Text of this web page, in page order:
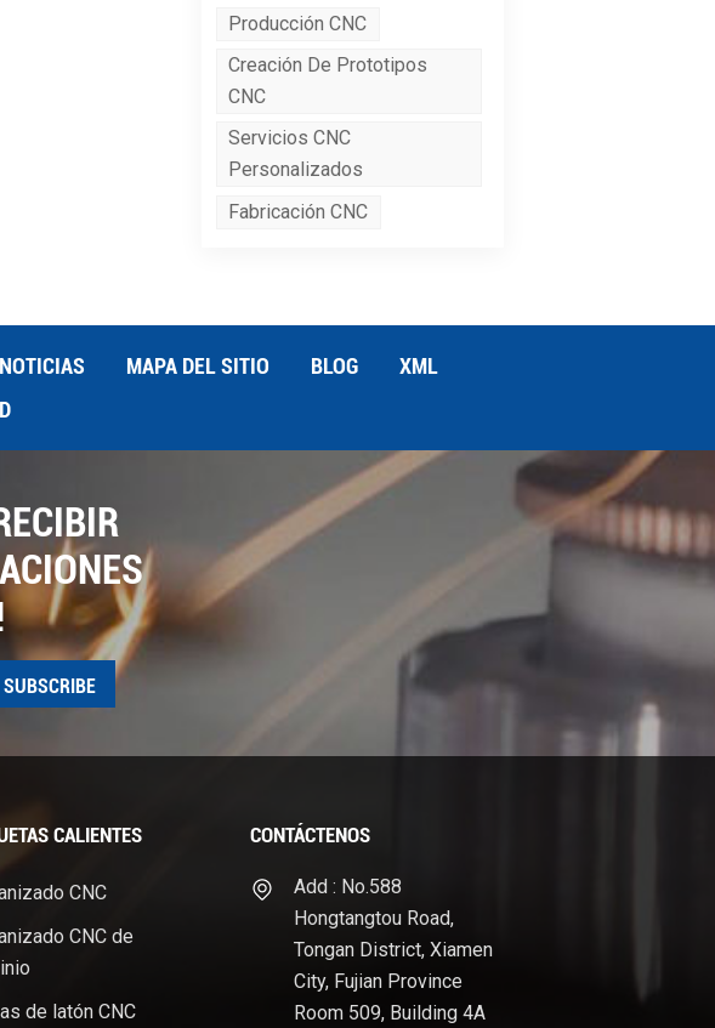
Producción CNC
Creación De Prototipos
CNC
Servicios CNC
Personalizados
Fabricación CNC
NOTICIAS MAPA DEL SITIO BLOG
XML
CALIENTES
CNC
CNC de
de latón CNC
CONTÁCTENOS
Add : No.588
Hongtangtou Road,
Tongan District, Xiamen
City, Fujian Province
Room 509, Building 4A